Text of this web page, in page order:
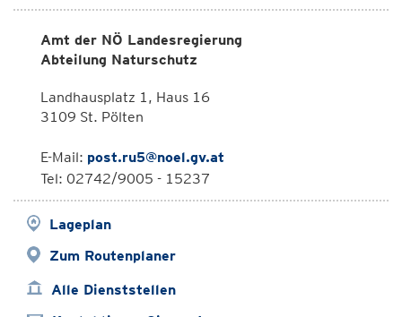
Amt der NÖ Landesregierung
Abteilung Naturschutz
Landhausplatz 1, Haus 16
3109 St. Pölten
E-Mail: post.ru5@noel.gv.at
Tel: 02742/9005 - 15237
Lageplan
Zum Routenplaner
Alle Dienststellen